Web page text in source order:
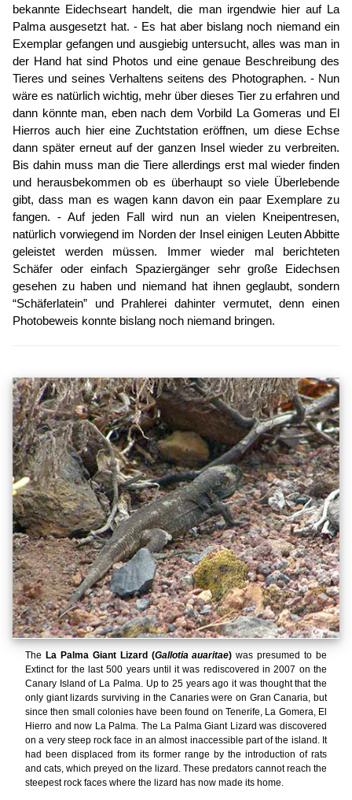
bekannte Eidechseart handelt, die man irgendwie hier auf La
Palma ausgesetzt hat. - Es hat aber bislang noch niemand ein
Exemplar gefangen und ausgiebig untersucht, alles was man in
der Hand hat sind Photos und eine genaue Beschreibung des
Tieres und seines Verhaltens seitens des Photographen. - Nun
wäre es natürlich wichtig, mehr über dieses Tier zu erfahren und
dann könnte man, eben nach dem Vorbild La Gomeras und El
Hierros auch hier eine Zuchtstation eröffnen, um diese Echse
dann später erneut auf der ganzen Insel wieder zu verbreiten.
Bis dahin muss man die Tiere allerdings erst mal wieder finden
und herausbekommen ob es überhaupt so viele Überlebende
gibt, dass man es wagen kann davon ein paar Exemplare zu
fangen. - Auf jeden Fall wird nun an vielen Kneipentresen,
natürlich vorwiegend im Norden der Insel einigen Leuten Abbitte
geleistet werden müssen. Immer wieder mal berichteten
Schäfer oder einfach Spaziergänger sehr große Eidechsen
gesehen zu haben und niemand hat ihnen geglaubt, sondern
“Schäferlatein” und Prahlerei dahinter vermutet, denn einen
Photobeweis konnte bislang noch niemand bringen.
The La Palma Giant Lizard (Gallotia auaritae) was presumed to be
Extinct for the last 500 years until it was rediscovered in 2007 on the
Canary Island of La Palma. Up to 25 years ago it was thought that the
only giant lizards surviving in the Canaries were on Gran Canaria, but
since then small colonies have been found on Tenerife, La Gomera, El
Hierro and now La Palma. The La Palma Giant Lizard was discovered
on a very steep rock face in an almost inaccessible part of the island. It
had been displaced from its former range by the introduction of rats
and cats, which preyed on the lizard. These predators cannot reach the
steepest rock faces where the lizard has now made its home.